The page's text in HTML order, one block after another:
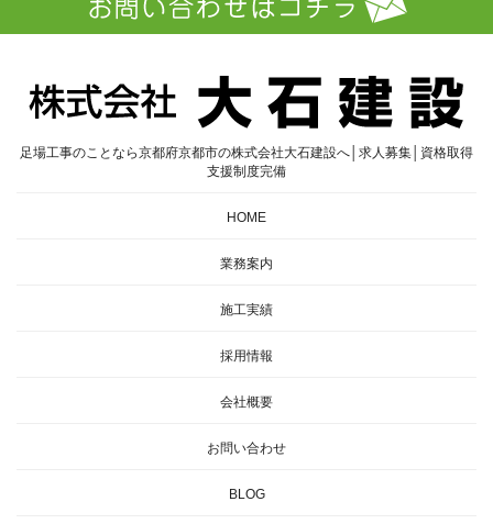
足場工事のことなら京都府京都市の株式会社大石建設へ│求人募集│資格取得
支援制度完備
HOME
業務案内
施工実績
採用情報
会社概要
お問い合わせ
BLOG